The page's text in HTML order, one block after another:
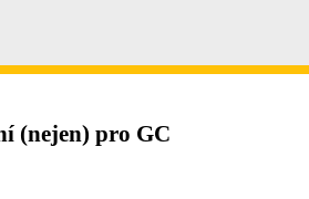
(nejen) pro GC